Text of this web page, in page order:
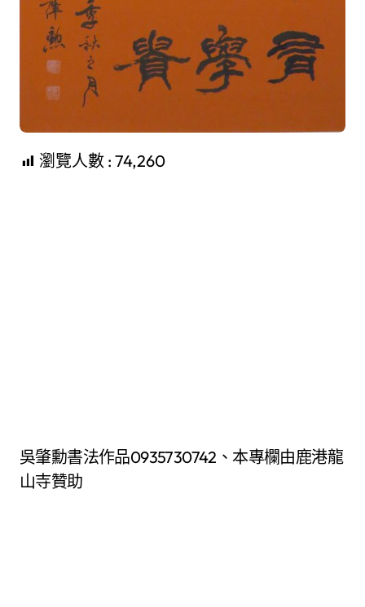
瀏覽人數 : 74,260
吳肇勳書法作品0935730742、本專欄由鹿港龍
山寺贊助